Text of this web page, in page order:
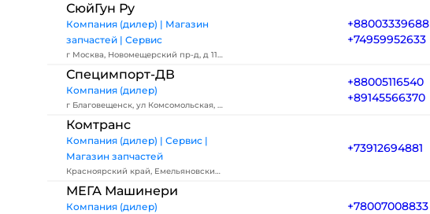
СюйГун Ру
Компания (дилер) | Магазин
запчастей | Сервис
г Москва, Новомещерский пр-д, д 11
стр 1
+88003339688
+74959952633
Специмпорт-ДВ
Компания (дилер)
г Благовещенск, ул Комсомольская, д
89
+88005116540
+89145566370
Комтранс
Компания (дилер) | Сервис |
Магазин запчастей
Красноярский край, Емельяновский
р-н, деревня Творогово
+73912694881
МЕГА Машинери
Компания (дилер) +78007008833